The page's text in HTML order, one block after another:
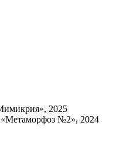
2025